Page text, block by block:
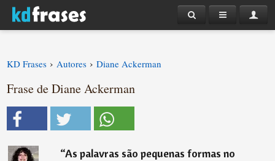
KD Frases › Autores › Diane Ackerman
Frase de Diane Ackerman
“As palavras são pequenas formas no